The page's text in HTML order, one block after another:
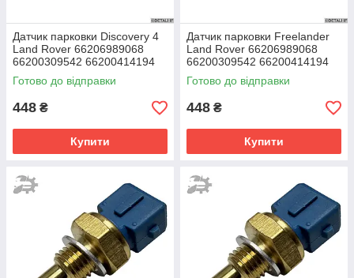
Датчик парковки Discovery 4
Land Rover 66206989068
66200309542 66200414194
66206911834 66216938738
Готово до відправки
448 ₴
Купити
Датчик парковки Freelander
Land Rover 66206989068
66200309542 66200414194
66206911834 66216938738
Готово до відправки
448 ₴
Купити